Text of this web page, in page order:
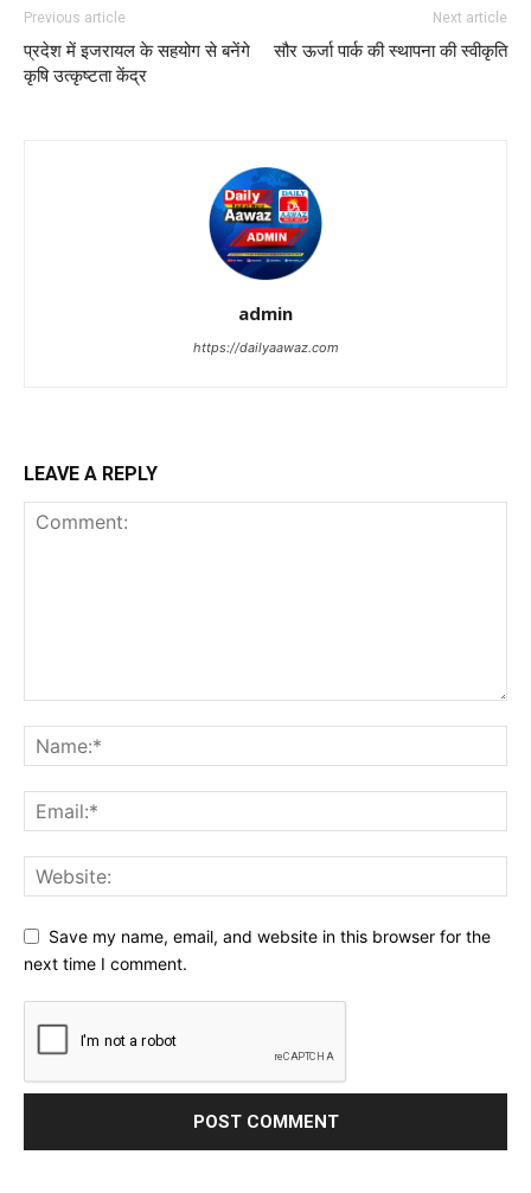
Previous article
प्रदेश में इजरायल के सहयोग से बनेंगे
कृषि उत्कृष्टता केंद्र
Next article
सौर ऊर्जा पार्क की स्थापना की स्वीकृति
admin
https://dailyaawaz.com
LEAVE A REPLY
Save my name, email, and website in this browser for the
next time I comment.